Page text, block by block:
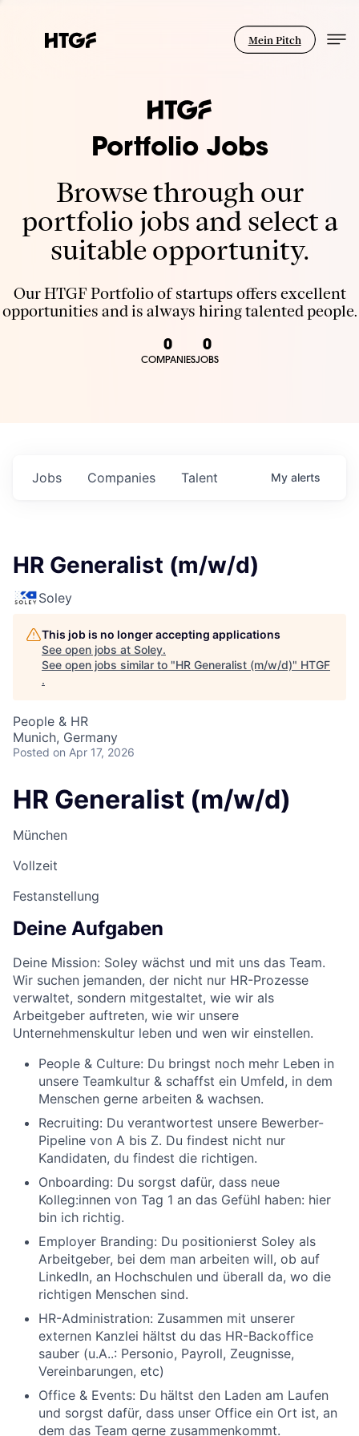
Mein Pitch
Portfolio Jobs
Browse through our
portfolio jobs and select a
suitable opportunity.
Our HTGF Portfolio of startups offers excellent
opportunities and is always hiring talented people.
0
COMPANIES
0
JOBS
Jobs Companies Talent My alerts
HR Generalist (m/w/d)
Soley
This job is no longer accepting applications
See open jobs at Soley.
See open jobs similar to "HR Generalist (m/w/d)" HTGF
.
People & HR
Munich, Germany
Posted on Apr 17, 2026
HR Generalist (m/w/d)
München
Vollzeit
Festanstellung
Deine Aufgaben
Deine Mission: Soley wächst und mit uns das Team.
Wir suchen jemanden, der nicht nur HR-Prozesse
verwaltet, sondern mitgestaltet, wie wir als
Arbeitgeber auftreten, wie wir unsere
Unternehmenskultur leben und wen wir einstellen.
People & Culture: Du bringst noch mehr Leben in
unsere Teamkultur & schaffst ein Umfeld, in dem
Menschen gerne arbeiten & wachsen.
Recruiting: Du verantwortest unsere Bewerber-
Pipeline von A bis Z. Du findest nicht nur
Kandidaten, du findest die richtigen.
Onboarding: Du sorgst dafür, dass neue
Kolleg:innen von Tag 1 an das Gefühl haben: hier
bin ich richtig.
Employer Branding: Du positionierst Soley als
Arbeitgeber, bei dem man arbeiten will, ob auf
LinkedIn, an Hochschulen und überall da, wo die
richtigen Menschen sind.
HR-Administration: Zusammen mit unserer
externen Kanzlei hältst du das HR-Backoffice
sauber (u.A..: Personio, Payroll, Zeugnisse,
Vereinbarungen, etc)
Office & Events: Du hältst den Laden am Laufen
und sorgst dafür, dass unser Office ein Ort ist, an
dem das Team gerne zusammenkommt.